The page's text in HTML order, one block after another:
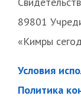
89801
«Кимры
Условия
Политика